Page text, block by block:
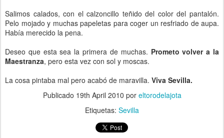
Salimos calados, con el calzoncillo teñido del color del pantalón.
Pelo mojado y muchas papeletas para coger un resfriado de aupa.
Había merecido la pena.
Deseo que esta sea la primera de muchas. Prometo volver a la
Maestranza, pero esta vez con sol y moscas.
La cosa pintaba mal pero acabó de maravilla. Viva Sevilla.
Publicado 19th April 2010 por eltorodelajota
Etiquetas: Sevilla